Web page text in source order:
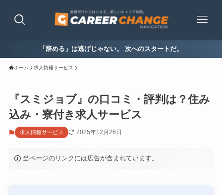
「辞める」は逃げじゃない。 次へのスタートだ。
ホーム 求人情報サービス
『スミジョブ』の口コミ・評判は？住み
込み・寮付き求人サービス
求人情報サービス 2025年12月26日
当ページのリンクには広告が含まれています。